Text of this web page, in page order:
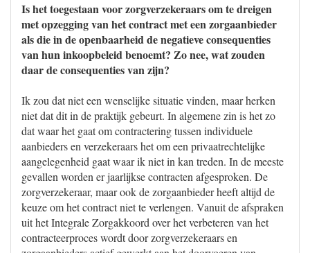
Is het toegestaan voor zorgverzekeraars om te dreigen
met opzegging van het contract met een zorgaanbieder
als die in de openbaarheid de negatieve consequenties
van hun inkoopbeleid benoemt? Zo nee, wat zouden
daar de consequenties van zijn?
Ik zou dat niet een wenselijke situatie vinden, maar herken
niet dat dit in de praktijk gebeurt. In algemene zin is het zo
dat waar het gaat om contractering tussen individuele
aanbieders en verzekeraars het om een privaatrechtelijke
aangelegenheid gaat waar ik niet in kan treden. In de meeste
gevallen worden er jaarlijkse contracten afgesproken. De
zorgverzekeraar, maar ook de zorgaanbieder heeft altijd de
keuze om het contract niet te verlengen. Vanuit de afspraken
uit het Integrale Zorgakkoord over het verbeteren van het
contracteerproces wordt door zorgverzekeraars en